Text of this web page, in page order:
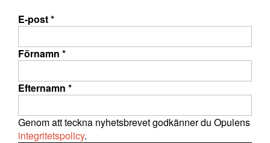
E-post*
Förnamn *
Efternamn *
Genom att teckna nyhetsbrevet godkänner du Opulens
integritetspolicy.